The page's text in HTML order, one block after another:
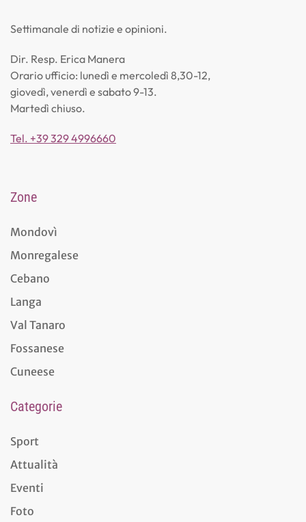
Settimanale di notizie e opinioni.
Dir. Resp. Erica Manera
Orario ufficio: lunedì e mercoledì 8,30-12,
giovedì, venerdì e sabato 9-13.
Martedì chiuso.
Tel. +39 329 4996660
Zone
Mondovì
Monregalese
Cebano
Langa
Val Tanaro
Fossanese
Cuneese
Categorie
Sport
Attualità
Eventi
Foto